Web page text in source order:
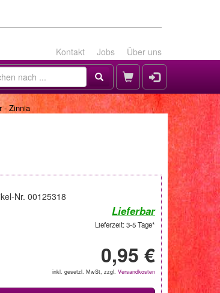
Kontakt Jobs Über uns
- Zinnia
Nr. 00125318
Lieferbar
Lieferzeit: 3-5 Tage*
0,95 €
inkl. gesetzl. MwSt, zzgl. Versandkosten